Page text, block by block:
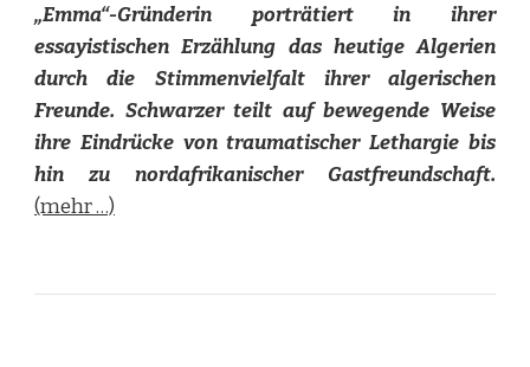
„Emma“-Gründerin porträtiert in ihrer
essayistischen Erzählung das heutige Algerien
durch die Stimmenvielfalt ihrer algerischen
Freunde. Schwarzer teilt auf bewegende Weise
ihre Eindrücke von traumatischer Lethargie bis
hin zu nordafrikanischer Gastfreundschaft.
(mehr …)